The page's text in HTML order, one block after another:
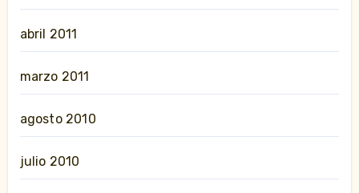
abril 2011
marzo 2011
agosto 2010
julio 2010